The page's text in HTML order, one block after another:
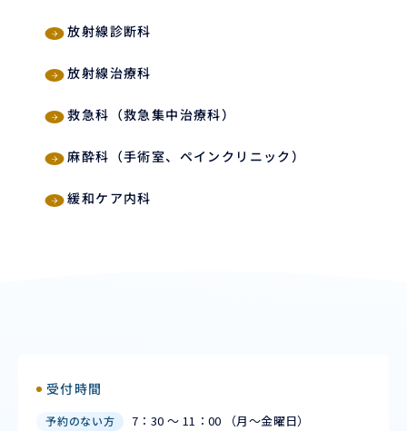
放射線診断科
放射線治療科
救急科（救急集中治療科）
麻酔科（手術室、ペインクリニック）
緩和ケア内科
受付時間
予約のない方 7：30 ～ 11：00 （月〜金曜日）